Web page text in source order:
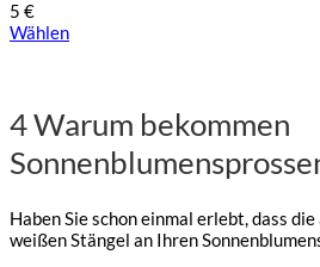
5 €
Wählen
mehrere
Varianten
auf.
Die
können
auf
4 Warum bekommen
Haben Sie schon einmal erlebt, dass
weißen Stängel an Ihren